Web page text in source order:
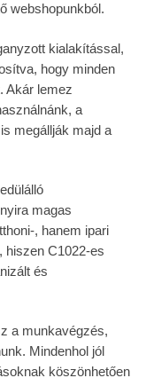
webshopunkból.
kialakítással,
hogy minden
Akár lemez
a
megállják majd a
magas
, hanem ipari
hiszen C1022-es
és
a munkavégzés,
Mindenhol jól
köszönhetően